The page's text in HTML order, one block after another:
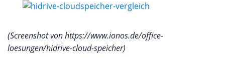
(Screenshot von https://www.ionos.de/office-
loesungen/hidrive-cloud-speicher)